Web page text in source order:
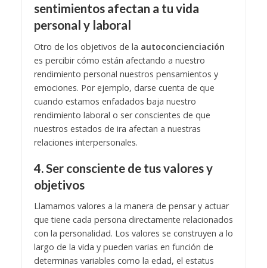
sentimientos afectan a tu vida
personal y laboral
Otro de los objetivos de la autoconcienciación
es percibir cómo están afectando a nuestro
rendimiento personal nuestros pensamientos y
emociones. Por ejemplo, darse cuenta de que
cuando estamos enfadados baja nuestro
rendimiento laboral o ser conscientes de que
nuestros estados de ira afectan a nuestras
relaciones interpersonales.
4. Ser consciente de tus valores y
objetivos
Llamamos valores a la manera de pensar y actuar
que tiene cada persona directamente relacionados
con la personalidad. Los valores se construyen a lo
largo de la vida y pueden varias en función de
determinas variables como la edad, el estatus